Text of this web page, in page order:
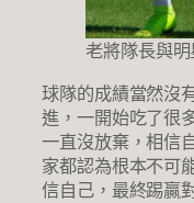
老將隊長與
球隊的成績當然沒
進，一開始吃了很
一直沒放棄，相信
家都認為根本不可
信自己，最終踢贏